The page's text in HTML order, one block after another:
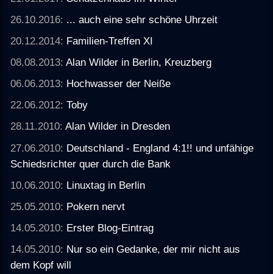
26.10.2016: ... auch eine sehr schöne Uhrzeit
20.12.2014: Familien-Treffen XI
08.08.2013:Alan Wilder in Berlin, Kreuzberg
06.06.2013: Hochwasser der Neiße
22.06.2012:Toby
28.11.2010:Alan Wilder in Dresden
27.06.2010: Deutschland - England 4:1!! und unfähige
Schiedsrichter quer durch die Bank
10.06.2010: Linuxtag in Berlin
25.05.2010: Pokern nervt
14.05.2010: Erster Blog-Eintrag
14.05.2010: Nur so ein Gedanke, der mir nicht aus
dem Kopf will